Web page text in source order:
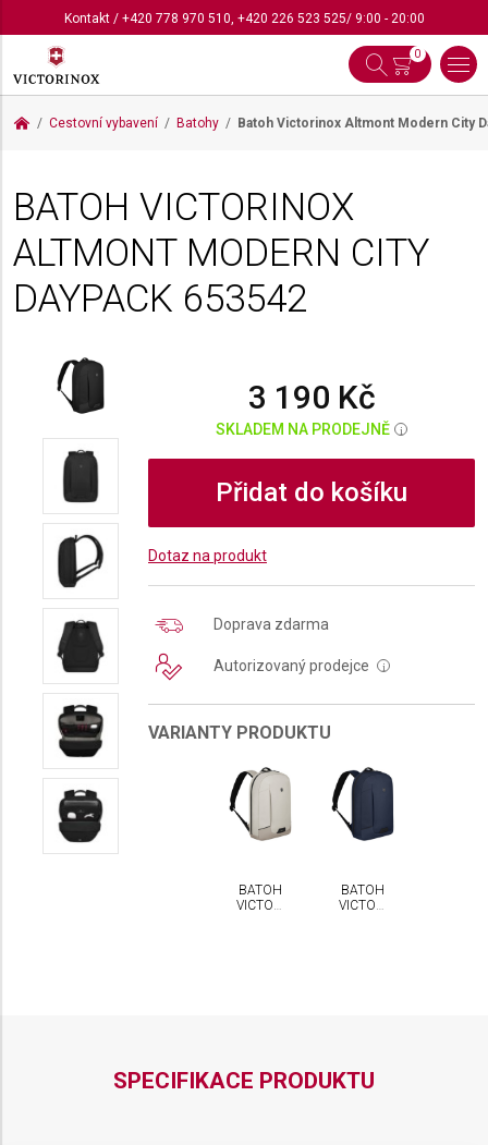
Kontakt/ +420 778 970 510, +420 226 523 525/ 9:00 - 20:00
0
Cestovní vybavení Batohy Batoh Victorinox Altmont Modern City
BATOH VICTORINOX
ALTMONT MODERN CITY
DAYPACK 653542
3 190 Kč
SKLADEM NA PRODEJNĚ i
Přidat do košíku
Dotaz na produkt
Doprava zdarma
Autorizovaný prodejce i
VARIANTY PRODUKTU
BATOH
VICTORINOX
BATOH
VICTORINOX
SPECIFIKACE PRODUKTU